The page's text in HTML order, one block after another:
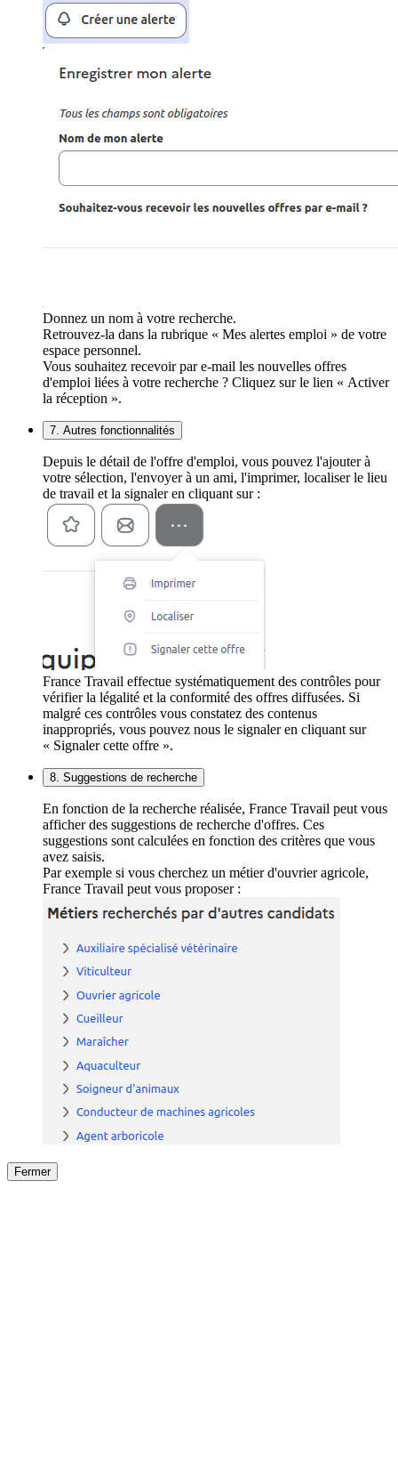
Donnez un nom à votre recherche.
Retrouvez-la dans la rubrique « Mes alertes emploi » de votre
espace personnel.
Vous souhaitez recevoir par e-mail les nouvelles offres
d'emploi liées à votre recherche ? Cliquez sur le lien « Activer
la réception ».
7. Autres fonctionnalités
Depuis le détail de l'offre d'emploi, vous pouvez l'ajouter à
votre sélection, l'envoyer à un ami, l'imprimer, localiser le lieu
de travail et la signaler en cliquant sur :
France Travail effectue systématiquement des contrôles pour
vérifier la légalité et la conformité des offres diffusées. Si
malgré ces contrôles vous constatez des contenus
inappropriés, vous pouvez nous le signaler en cliquant sur
« Signaler cette offre ».
8. Suggestions de recherche
En fonction de la recherche réalisée, France Travail peut vous
afficher des suggestions de recherche d'offres. Ces
suggestions sont calculées en fonction des critères que vous
avez saisis.
Par exemple si vous cherchez un métier d'ouvrier agricole,
France Travail peut vous proposer :
Fermer